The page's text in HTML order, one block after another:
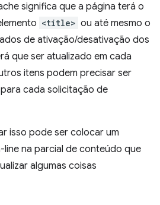
significa que a página terá o
<title> ou até mesmo o
de ativação/desativação dos
que ser atualizado em cada
itens podem precisar ser
cada solicitação de
isso pode ser colocar um
line na parcial de conteúdo que
algumas coisas